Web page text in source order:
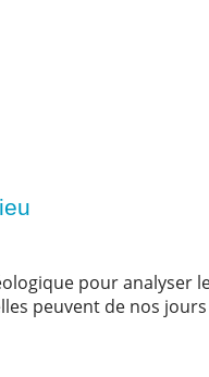
pour analyser
peuvent de nos